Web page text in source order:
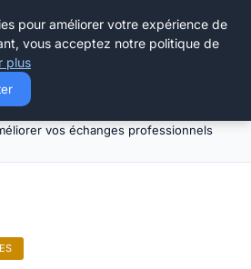
vos échanges professionnels
pour améliorer votre expérience de
vous acceptez notre politique de
plus